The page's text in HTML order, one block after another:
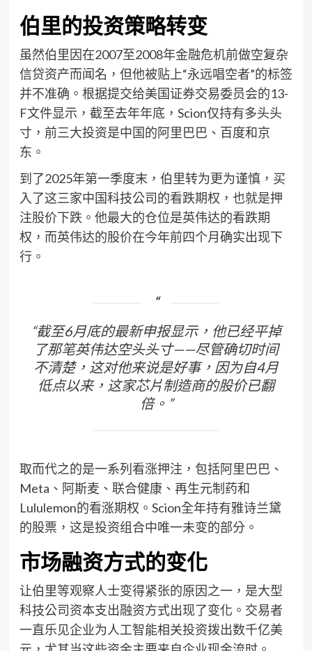
伯里的投资策略转变
虽然伯里因在2007至2008年金融危机前做空复杂
信贷资产而闻名，但他被贴上“永远唱空者”的标签
并不准确。根据提交给美国证券交易委员会的13-
F文件显示，截至去年年底，Scion仅持有多头头
寸，前三大投资是中国的阿里巴巴、百度和京
东。
到了2025年第一季度末，伯里转为更为谨慎，买
入了这三家中国科技公司的看跌期权，也就是押
注股价下跌。他最大的仓位是英伟达的看跌期
权，而英伟达的股价在今年前四个月确实出现下
行。
“截至6月底的最新申报显示，他已经平掉
了那笔英伟达空头头寸——尽管确切时间
不清楚，这对他来说是好事，因为自4月
低点以来，这家芯片制造商的股价已翻
倍。”
取而代之的是一系列看涨押注，包括阿里巴巴、
Meta、阿斯麦、联合健康、再生元制药和
Lululemon的看涨期权。Scion全年持有雅诗兰黛
的股票，这是投资组合中唯一未变的部分。
市场融资方式的变化
让伯里等观察人士变得紧张的原因之一，是大型
科技公司资本支出融资方式出现了变化。交易者
一直乐见企业为人工智能相关投资拨出数千亿美